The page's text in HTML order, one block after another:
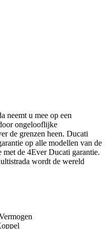
neemt u mee op een
ongelooflijke
de grenzen heen. Ducati
op alle modellen van de
met de 4Ever Ducati garantie.
wordt de wereld